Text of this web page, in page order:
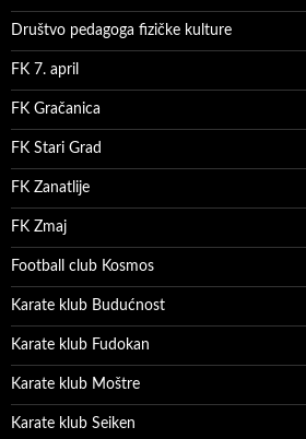
Društvo pedagoga fizičke kulture
FK 7. april
FK Gračanica
FK Stari Grad
FK Zanatlije
FK Zmaj
Football club Kosmos
Karate klub Budućnost
Karate klub Fudokan
Karate klub Moštre
Karate klub Seiken